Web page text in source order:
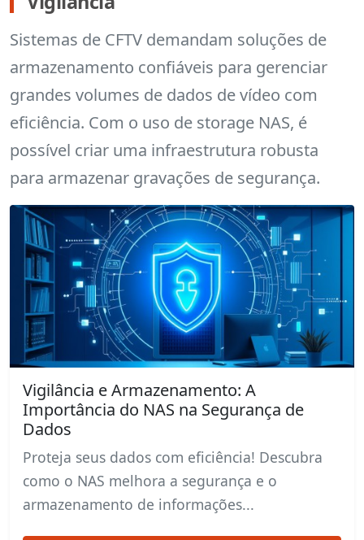
Sistemas de CFTV demandam soluções de
armazenamento confiáveis para gerenciar
grandes volumes de dados de vídeo com
eficiência. Com o uso de storage NAS, é
possível criar uma infraestrutura robusta
para armazenar gravações de segurança.
Vigilância e Armazenamento: A
Importância do NAS na Segurança de
Dados
Proteja seus dados com eficiência! Descubra
como o NAS melhora a segurança e o
armazenamento de informações...